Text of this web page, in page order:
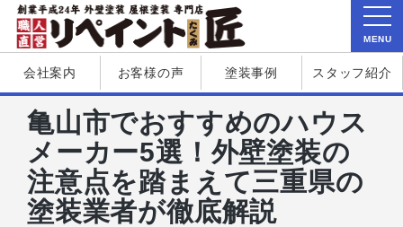
会社案内 お客様の声 塗装事例 スタッフ紹介
亀山市でおすすめのハウス
メーカー5選！外壁塗装の
注意点を踏まえて三重県の
塗装業者が徹底解説
MENU